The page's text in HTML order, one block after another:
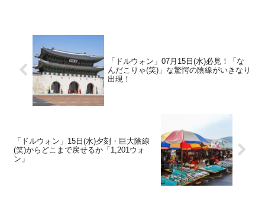
「ドルウォン」07月15日(水)必見！「な
んだこりゃ(笑)」な驚愕の陰線がいきなり
出現！
「ドルウォン」15日(水)夕刻・巨大陰線
(笑)からどこまで戻せるか「1,201ウォ
ン」